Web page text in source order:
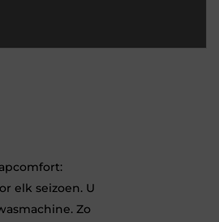
elk seizoen. U
Zo